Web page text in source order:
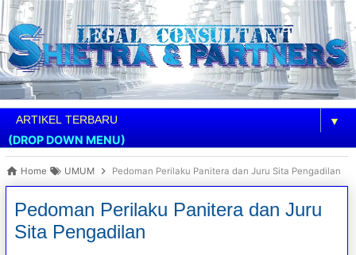
▼
(DROP DOWN MENU)
Home UMUM Pedoman Perilaku Panitera dan Juru Sita Pengadilan
Pedoman Perilaku Panitera dan Juru
Sita Pengadilan